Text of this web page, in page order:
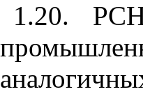
1.20.